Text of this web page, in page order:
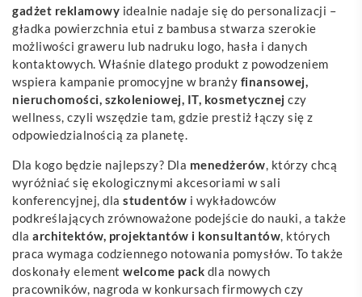
gadżet reklamowy idealnie nadaje się do personalizacji –
gładka powierzchnia etui z bambusa stwarza szerokie
możliwości graweru lub nadruku logo, hasła i danych
kontaktowych. Właśnie dlatego produkt z powodzeniem
wspiera kampanie promocyjne w branży finansowej,
nieruchomości, szkoleniowej, IT, kosmetycznej czy
wellness, czyli wszędzie tam, gdzie prestiż łączy się z
odpowiedzialnością za planetę.
Dla kogo będzie najlepszy? Dla menedżerów, którzy chcą
wyróżniać się ekologicznymi akcesoriami w sali
konferencyjnej, dla studentów i wykładowców
podkreślających zrównoważone podejście do nauki, a także
dla architektów, projektantów i konsultantów, których
praca wymaga codziennego notowania pomysłów. To także
doskonały element welcome pack dla nowych
pracowników, nagroda w konkursach firmowych czy